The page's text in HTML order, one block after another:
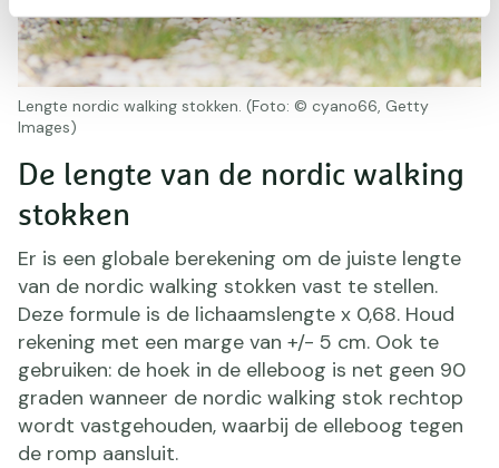
De lengte van de nordic walking
stokken
Er is een globale berekening om de juiste lengte
van de nordic walking stokken vast te stellen.
Deze formule is de lichaamslengte x 0,68. Houd
rekening met een marge van +/- 5 cm. Ook te
gebruiken: de hoek in de elleboog is net geen 90
graden wanneer de nordic walking stok rechtop
wordt vastgehouden, waarbij de elleboog tegen
de romp aansluit.
Lengte nordic walking stokken. (Foto: © cyano66, Getty
Images)